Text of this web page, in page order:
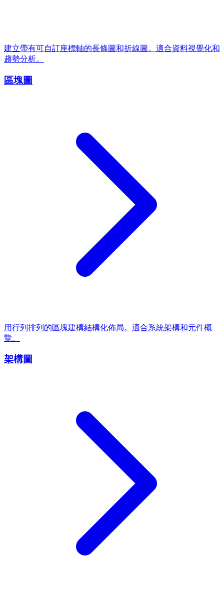
建立帶有可自訂座標軸的長條圖和折線圖。適合資料視覺化和
趨勢分析。
區塊圖
用行列排列的區塊建構結構化佈局。適合系統架構和元件概
覽。
架構圖